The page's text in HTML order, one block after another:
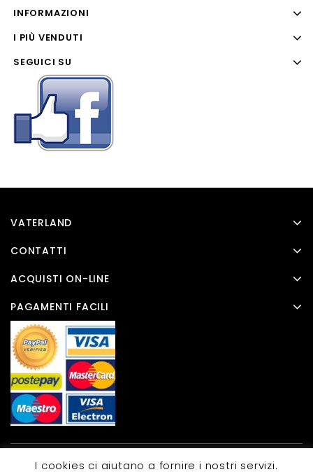
INFORMAZIONI
I PIÙ VENDUTI
SEGUICI SU
VATERLAND
CONTATTI
ACQUISTI ON-LINE
PAGAMENTI FACILI
I cookies ci aiutano a fornire i nostri servizi.